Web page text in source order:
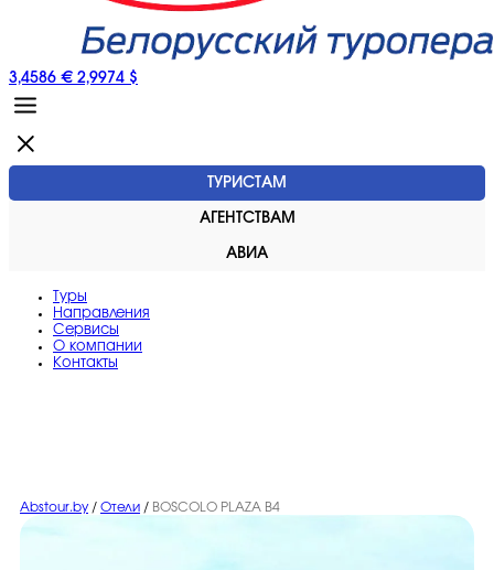
3,4586 € 2,9974 $
ТУРИСТАМ
АГЕНТСТВАМ
АВИА
Туры
Направления
Сервисы
O компании
Контакты
Abstour.by / Отели / BOSCOLO PLAZA B4